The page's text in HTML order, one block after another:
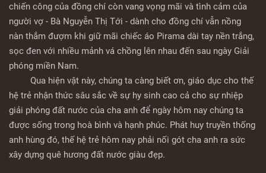
chiến công của đồng chí còn vang vọng mãi và tình cảm của
người vợ - Bà Nguyễn Thị Tới - dành cho đồng chí vẫn nồng
nàn thắm đượm khi giữ mãi chiếc áo Pirama dài tay nền trắng,
sọc đen với nhiều mảnh vá chồng lên nhau đến sau ngày Giải
phóng miền Nam.
Qua hiện vật này, chúng ta càng biết ơn, giáo dục cho thế
hệ trẻ nhận thức sâu sắc về sự hy sinh cao cả cho sự nhiệp
giải phóng đất nước của cha anh để ngày hôm nay chúng ta
được sống trong hoà bình và hạnh phúc. Phát huy truyền thống
anh hùng đó, thế hệ trẻ hôm nay phải nối gót cha anh ra sức
xây dựng quê hương đất nước giàu đẹp.